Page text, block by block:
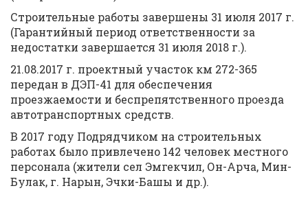
Строительные работы завершены 31 июля 2017 г.
(Гарантийный период ответственности за
недостатки завершается 31 июля 2018 г.).
21.08.2017 г. проектный участок км 272-365
передан в ДЭП-41 для обеспечения
проезжаемости и беспрепятственного проезда
автотранспортных средств.
В 2017 году Подрядчиком на строительных
работах было привлечено 142 человек местного
персонала (жители сел Эмгекчил, Он-Арча, Мин-
Булак, г. Нарын, Эчки-Башы и др.).